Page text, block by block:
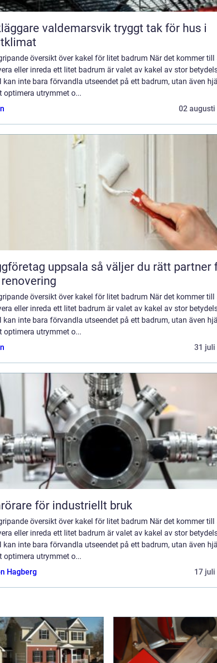
valdemarsvik tryggt tak för hus i
översikt över kakel för litet badrum När det kommer till
eller inreda ett litet badrum är valet av kakel av stor
kan inte bara förvandla utseendet på ett badrum, utan även
optimera utrymmet o...
02 augusti
uppsala så väljer du rätt partner för
översikt över kakel för litet badrum När det kommer till
eller inreda ett litet badrum är valet av kakel av stor
kan inte bara förvandla utseendet på ett badrum, utan även
optimera utrymmet o...
31 juli
för industriellt bruk
översikt över kakel för litet badrum När det kommer till
eller inreda ett litet badrum är valet av kakel av stor
kan inte bara förvandla utseendet på ett badrum, utan även
optimera utrymmet o...
Hagberg
17 juli